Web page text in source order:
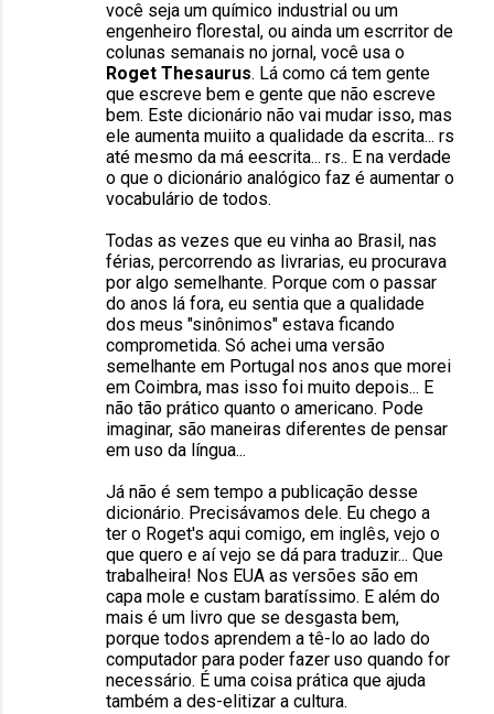
você seja um químico industrial ou um
engenheiro florestal, ou ainda um escrritor de
colunas semanais no jornal, você usa o
Roget Thesaurus. Lá como cá tem gente
que escreve bem e gente que não escreve
bem. Este dicionário não vai mudar isso, mas
ele aumenta muiito a qualidade da escrita... rs
até mesmo da má eescrita... rs.. E na verdade
o que o dicionário analógico faz é aumentar o
vocabulário de todos.
Todas as vezes que eu vinha ao Brasil, nas
férias, percorrendo as livrarias, eu procurava
por algo semelhante. Porque com o passar
do anos lá fora, eu sentia que a qualidade
dos meus "sinônimos" estava ficando
comprometida. Só achei uma versão
semelhante em Portugal nos anos que morei
em Coimbra, mas isso foi muito depois... E
não tão prático quanto o americano. Pode
imaginar, são maneiras diferentes de pensar
em uso da língua...
Já não é sem tempo a publicação desse
dicionário. Precisávamos dele. Eu chego a
ter o Roget's aqui comigo, em inglês, vejo o
que quero e aí vejo se dá para traduzir... Que
trabalheira! Nos EUA as versões são em
capa mole e custam baratíssimo. E além do
mais é um livro que se desgasta bem,
porque todos aprendem a tê-lo ao lado do
computador para poder fazer uso quando for
necessário. É uma coisa prática que ajuda
também a des-elitizar a cultura.